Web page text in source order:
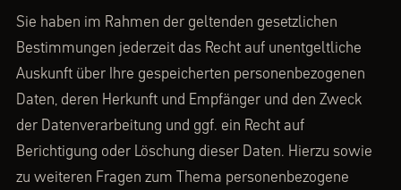
Sie haben im Rahmen der geltenden gesetzlichen
Bestimmungen jederzeit das Recht auf unentgeltliche
Auskunft über Ihre gespeicherten personenbezogenen
Daten, deren Herkunft und Empfänger und den Zweck
der Datenverarbeitung und ggf. ein Recht auf
Berichtigung oder Löschung dieser Daten. Hierzu sowie
zu weiteren Fragen zum Thema personenbezogene